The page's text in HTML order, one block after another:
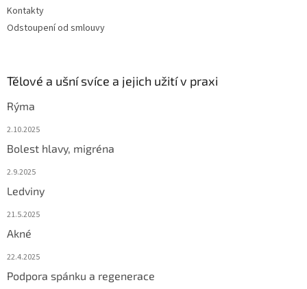
Kontakty
Odstoupení od smlouvy
Tělové a ušní svíce a jejich užití v praxi
Rýma
2.10.2025
Bolest hlavy, migréna
2.9.2025
Ledviny
21.5.2025
Akné
22.4.2025
Podpora spánku a regenerace